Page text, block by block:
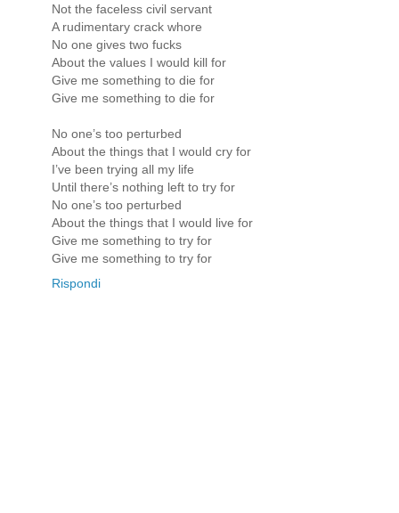
Not the faceless civil servant
A rudimentary crack whore
No one gives two fucks
About the values I would kill for
Give me something to die for
Give me something to die for
No one’s too perturbed
About the things that I would cry for
I’ve been trying all my life
Until there’s nothing left to try for
No one’s too perturbed
About the things that I would live for
Give me something to try for
Give me something to try for
Rispondi